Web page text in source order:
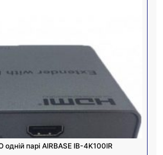
парі AIRBASE IB-4K100IR